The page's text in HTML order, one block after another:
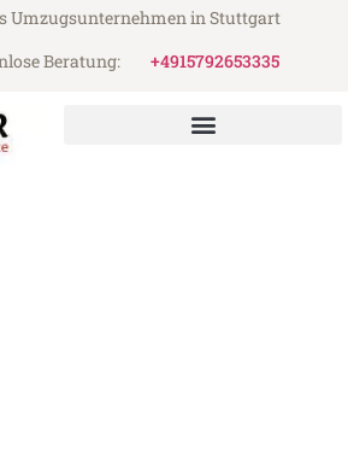
Umzugsunternehmen in Stuttgart
Beratung:
+4915792653335